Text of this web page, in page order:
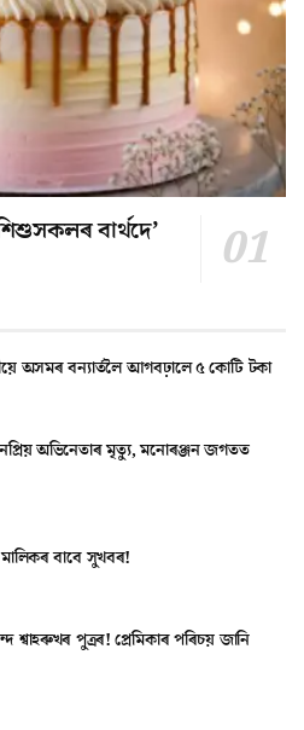
বাৰ্থদে’
অসমৰ বন্যাৰ্তলৈ আগবঢ়ালে ৫ কোটি টকা
অভিনেতাৰ মৃত্যু, মনোৰঞ্জন জগতত
মালিকৰ বাবে সুখবৰ!
শ্বাহৰুখৰ পুত্ৰৰ! প্ৰেমিকাৰ পৰিচয় জানি